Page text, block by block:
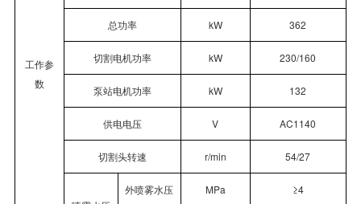
工作参
数
总功率 kW 362
切割电机功率 kW 230/160
泵站电机功率 kW 132
供电电压 V AC1140
切割头转速 r/min 54/27
外喷雾水压 MPa ≥4